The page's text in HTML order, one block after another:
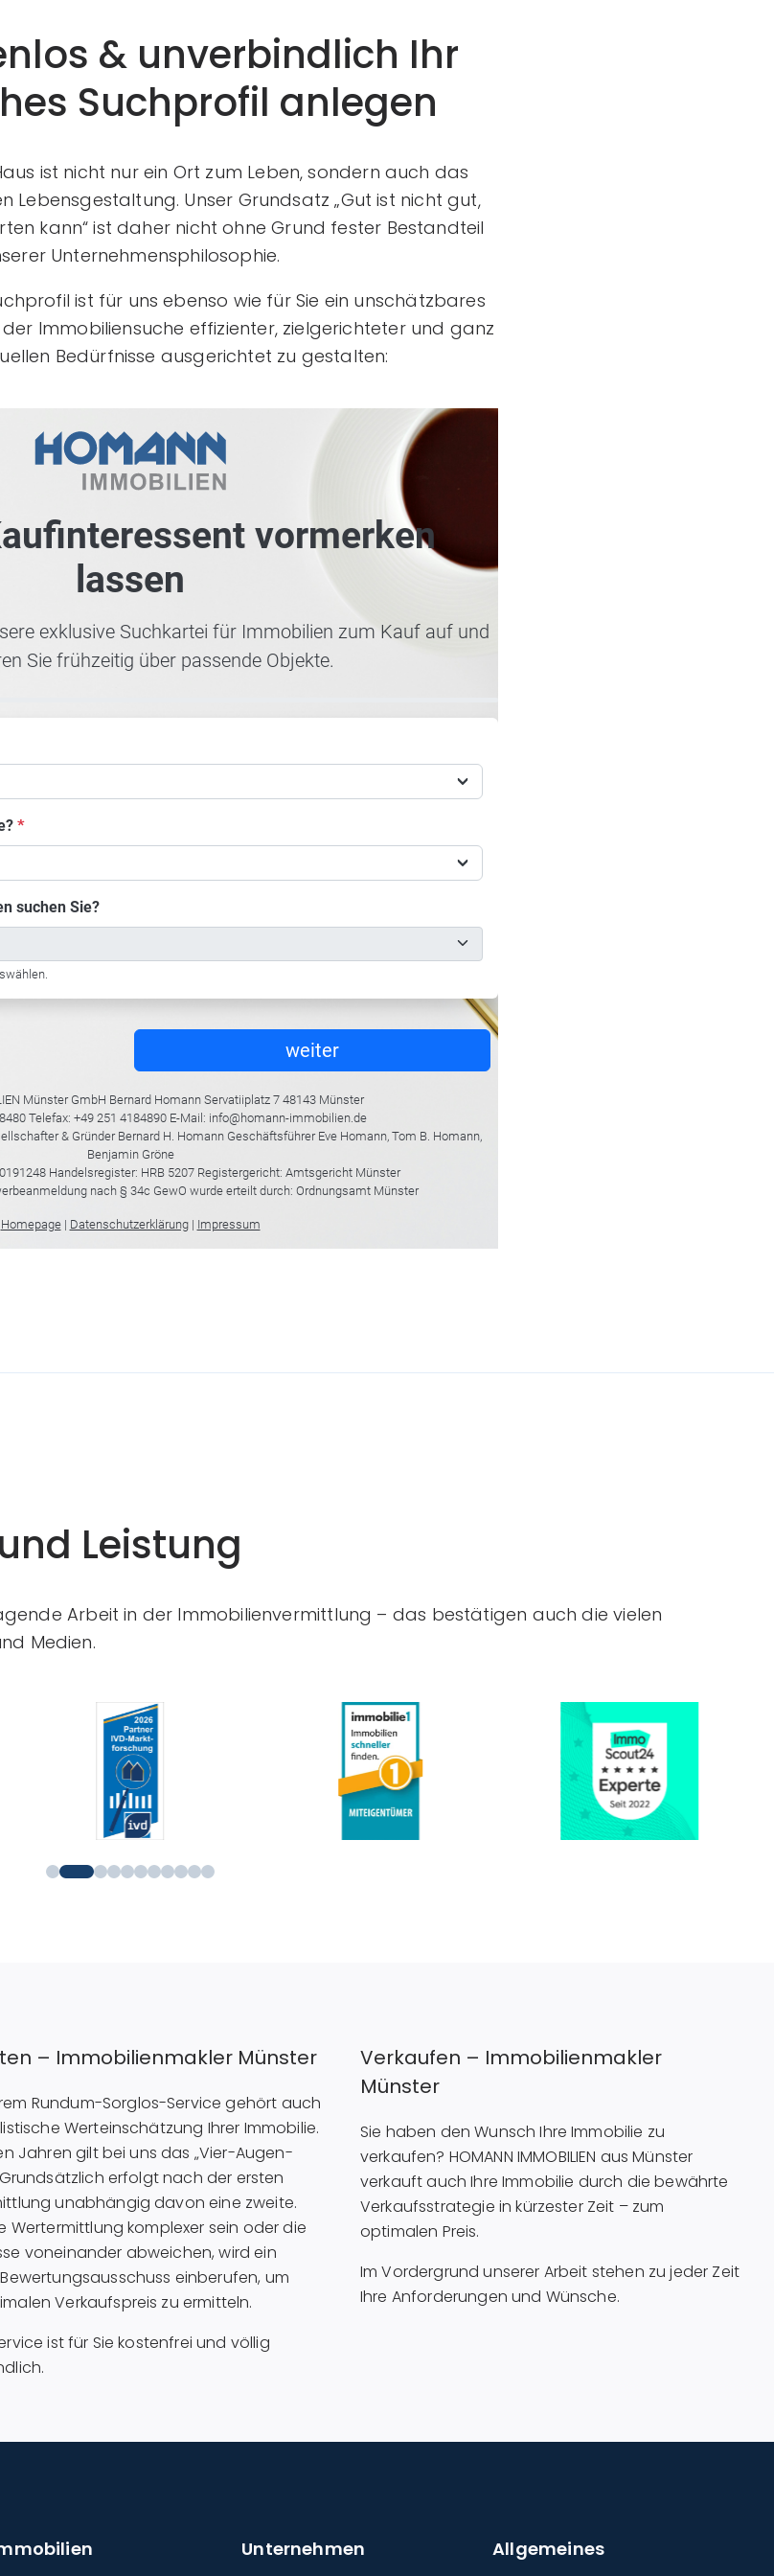
& unverbindlich Ihr
Suchprofil anlegen
ist nicht nur ein Ort zum Leben, sondern auch das
Lebensgestaltung. Unser Grundsatz „Gut ist nicht gut,
kann“ ist daher nicht ohne Grund fester Bestandteil
Unternehmensphilosophie.
ist für uns ebenso wie für Sie ein unschätzbares
Immobiliensuche effizienter, zielgerichteter und ganz
Bedürfnisse ausgerichtet zu gestalten:
Leistung
Arbeit in der Immobilienvermittlung – das bestätigen auch die vielen
Medien.
– Immobilienmakler Münster
Rundum-Sorglos-Service gehört auch
Werteinschätzung Ihrer Immobilie.
Jahren gilt bei uns das „Vier-Augen-
Grundsätzlich erfolgt nach der ersten
unabhängig davon eine zweite.
Wertermittlung komplexer sein oder die
voneinander abweichen, wird ein
einberufen, um
Verkaufspreis zu ermitteln.
ist für Sie kostenfrei und völlig
Verkaufen – Immobilienmakler
Münster
Sie haben den Wunsch Ihre Immobilie zu
verkaufen? HOMANN IMMOBILIEN aus Münster
verkauft auch Ihre Immobilie durch die bewährte
Verkaufsstrategie in kürzester Zeit – zum
optimalen Preis.
Im Vordergrund unserer Arbeit stehen zu jeder Zeit
Ihre Anforderungen und Wünsche.
Unternehmen Allgemeines